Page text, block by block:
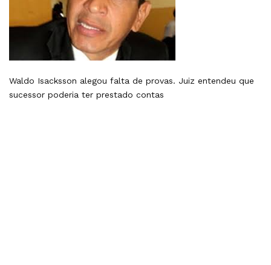
Waldo Isacksson alegou falta de provas. Juiz entendeu que
sucessor poderia ter prestado contas